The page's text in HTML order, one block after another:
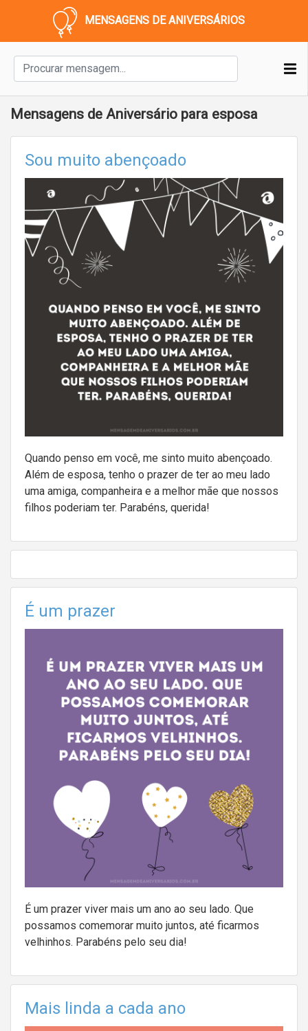
MENSAGENS DE ANIVERSÁRIOS
Mensagens de Aniversário para esposa
Sou muito abençoado
Quando penso em você, me sinto muito abençoado.
Além de esposa, tenho o prazer de ter ao meu lado
uma amiga, companheira e a melhor mãe que nossos
filhos poderiam ter. Parabéns, querida!
É um prazer
É um prazer viver mais um ano ao seu lado. Que
possamos comemorar muito juntos, até ficarmos
velhinhos. Parabéns pelo seu dia!
Mais linda a cada ano